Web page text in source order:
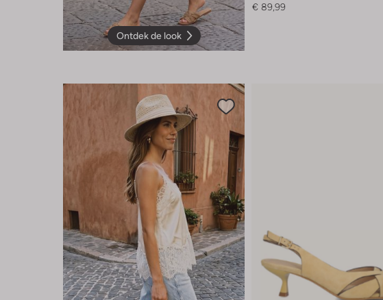
Ontdek de look
€ 89,99